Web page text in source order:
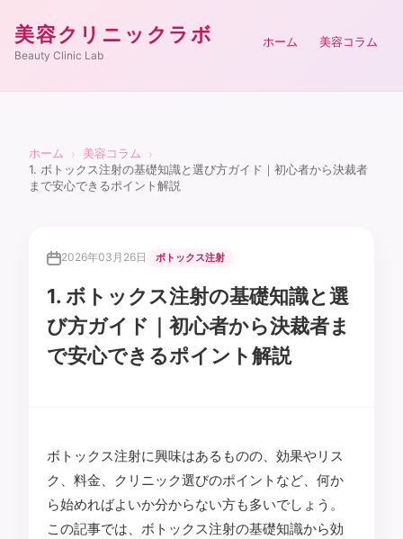
美容クリニックラボ
Beauty Clinic Lab
ホーム 美容コラム
ホーム › 美容コラム
›
1. ボトックス注射の基礎知識と選び方ガイド｜初心者から決裁者
まで安心できるポイント解説
2026年03月26日 ボトックス注射
1. ボトックス注射の基礎知識と選
び方ガイド｜初心者から決裁者ま
で安心できるポイント解説
ボトックス注射に興味はあるものの、効果やリス
ク、料金、クリニック選びのポイントなど、何か
ら始めればよいか分からない方も多いでしょう。
この記事では、ボトックス注射の基礎知識から効